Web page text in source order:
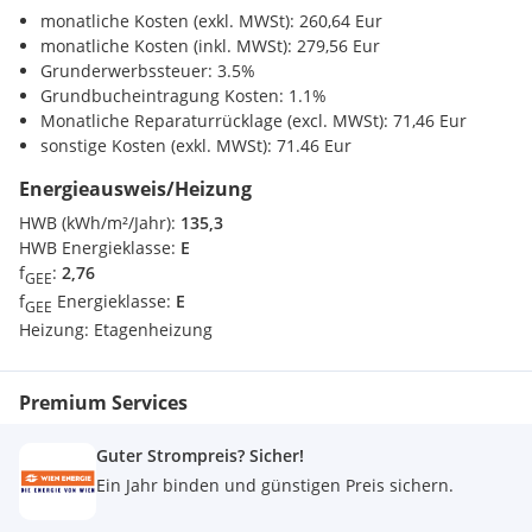
historischen Wohnräumen der Habsburger.
Darüber hinaus finden sich auf dem Areal weitere Highlights
wie der Schönbrunner Tiergarten - der älteste Zoo der Welt -,
das Palmenhaus, der Irrgarten sowie zahlreiche
Aussichtspunkte wie die Gloriette, von der aus man einen
beeindruckenden Blick über Wien genießt. Im Sommer locken
Open-Air-Konzerte und kulturelle Veranstaltungen, im Winter
der stimmungsvolle Weihnachtsmarkt.
Nebenkosten
Der guten Ordnung halber halten wir fest, dass, sofern im
Immobilienmaklerverordnung BGBI. 262 und 297/1996
zzgl. 20 % USt. Diese Provisionspflicht besteht auch dann,
wenn Sie die Ihnen überlassenen Informationen an Dritte
Sonstige
Bank <400m
Post <400m
Polizei <525m
monatliche Kosten (exkl. MWSt): 260,64 Eur
monatliche Kosten (inkl. MWSt): 279,56 Eur
Grunderwerbssteuer: 3.5%
Grundbucheintragung Kosten: 1.1%
Monatliche Reparaturrücklage (excl. MWSt): 71,46 Eur
sonstige Kosten (exkl. MWSt): 71.46 Eur
Energieausweis/Heizung
HWB (kWh/m²/Jahr): 135,3
HWB Energieklasse: E
fGEE: 2,76
fGEE Energieklasse: E
Heizung: Etagenheizung
Premium Services
Guter Strompreis? Sicher!
Ein Jahr binden und günstigen Preis sichern.